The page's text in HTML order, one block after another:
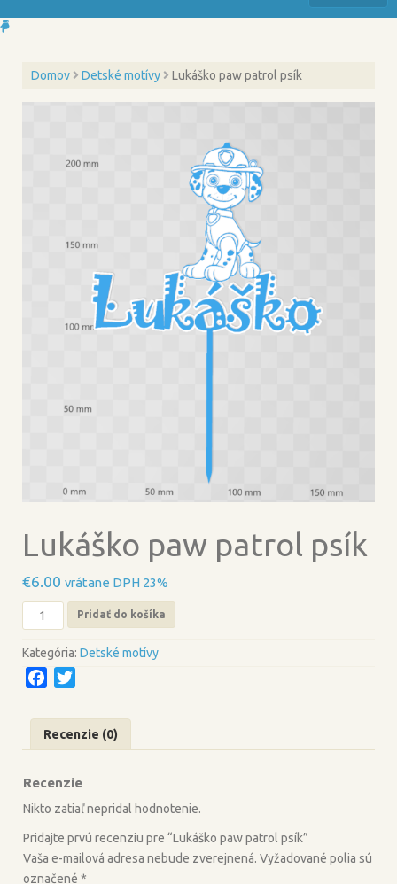
Domov Detské motívy Lukáško paw patrol psík
Lukáško paw patrol psík
€6.00 vrátane DPH 23%
množstvo
Lukáško
paw
patrol
psík
Pridať do košíka
Kategória: Detské motívy
c
e
o
o
i
t
e
r
Recenzie (0)
Recenzie
Nikto zatiaľ nepridal hodnotenie.
Pridajte prvú recenziu pre “Lukáško paw patrol psík”
Vaša e-mailová adresa nebude zverejnená. Vyžadované polia sú
označené *